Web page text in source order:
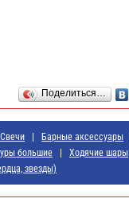
Поделиться…
Барные аксессуары
большие
Ходячие шары
звезды)